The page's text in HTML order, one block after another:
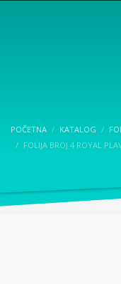
POČETNA KATALOG
FOLIJA BROJ 4 ROYAL